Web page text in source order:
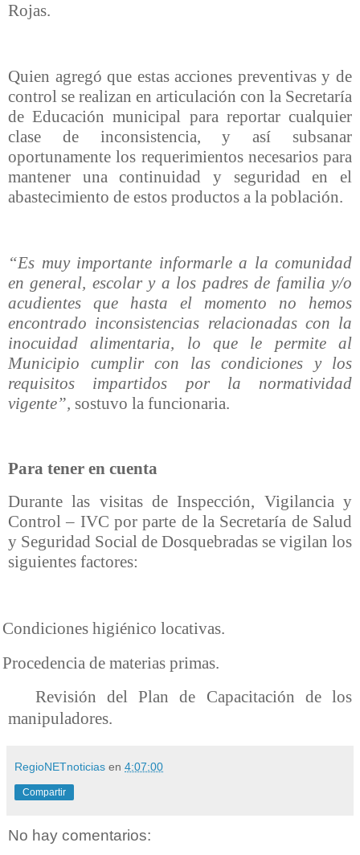
Rojas.
Quien agregó que estas acciones preventivas y de
control se realizan en articulación con la Secretaría
de Educación municipal para reportar cualquier
clase de inconsistencia, y así subsanar
oportunamente los requerimientos necesarios para
mantener una continuidad y seguridad en el
abastecimiento de estos productos a la población.
“Es muy importante informarle a la comunidad
en general, escolar y a los padres de familia y/o
acudientes que hasta el momento no hemos
encontrado inconsistencias relacionadas con la
inocuidad alimentaria, lo que le permite al
Municipio cumplir con las condiciones y los
requisitos impartidos por la normatividad
vigente”, sostuvo la funcionaria.
Para tener en cuenta
Durante las visitas de Inspección, Vigilancia y
Control – IVC por parte de la Secretaría de Salud
y Seguridad Social de Dosquebradas se vigilan los
siguientes factores:
Condiciones higiénico locativas.
Procedencia de materias primas.
Revisión del Plan de Capacitación de los
manipuladores.
RegioNETnoticias en 4:07:00
Compartir
No hay comentarios: